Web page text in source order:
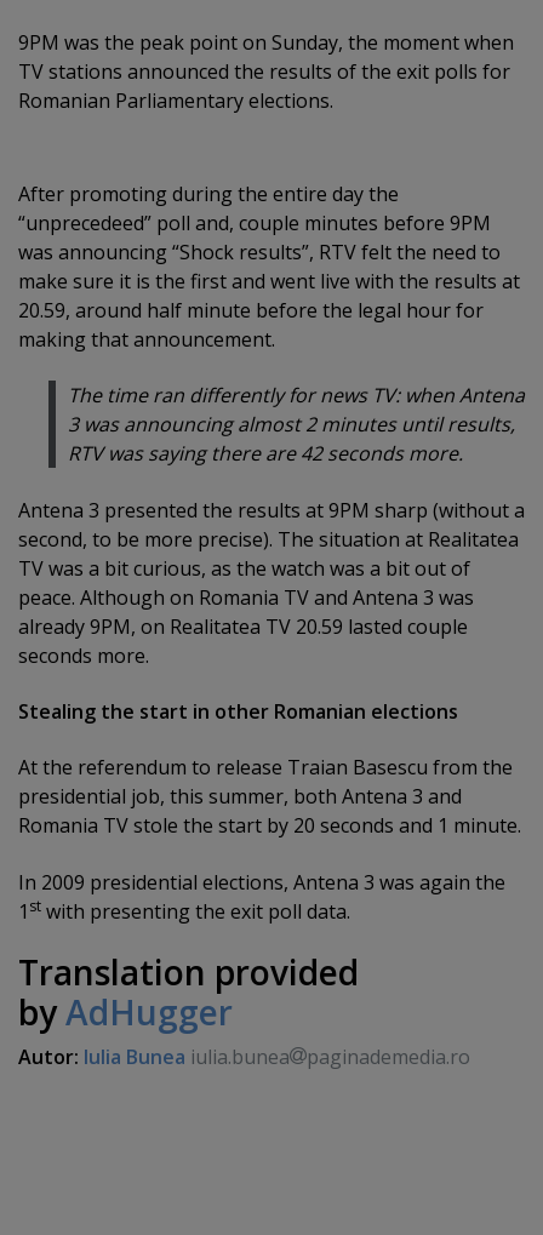
9PM was the peak point on Sunday, the moment when
TV stations announced the results of the exit polls for
Romanian Parliamentary elections.
After promoting during the entire day the
“unprecedeed” poll and, couple minutes before 9PM
was announcing “Shock results”, RTV felt the need to
make sure it is the first and went live with the results at
20.59, around half minute before the legal hour for
making that announcement.
The time ran differently for news TV: when Antena
3 was announcing almost 2 minutes until results,
RTV was saying there are 42 seconds more.
Antena 3 presented the results at 9PM sharp (without a
second, to be more precise). The situation at Realitatea
TV was a bit curious, as the watch was a bit out of
peace. Although on Romania TV and Antena 3 was
already 9PM, on Realitatea TV 20.59 lasted couple
seconds more.
Stealing the start in other Romanian elections
At the referendum to release Traian Basescu from the
presidential job, this summer, both Antena 3 and
Romania TV stole the start by 20 seconds and 1 minute.
In 2009 presidential elections, Antena 3 was again the
1 st with presenting the exit poll data.
Translation provided
byAdHugger
Autor: Iulia Bunea iulia.bunea paginademedia.ro